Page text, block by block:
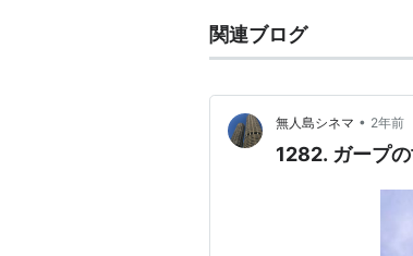
製作： ジョージ・ロイ
脚本： スティーブ・
原作：ジョン・アー
内容紹介
第二次世界大戦中
れぬ瀕死の兵士の
関連ブログ
無人島シネマ • 2年前
1282. ガープ